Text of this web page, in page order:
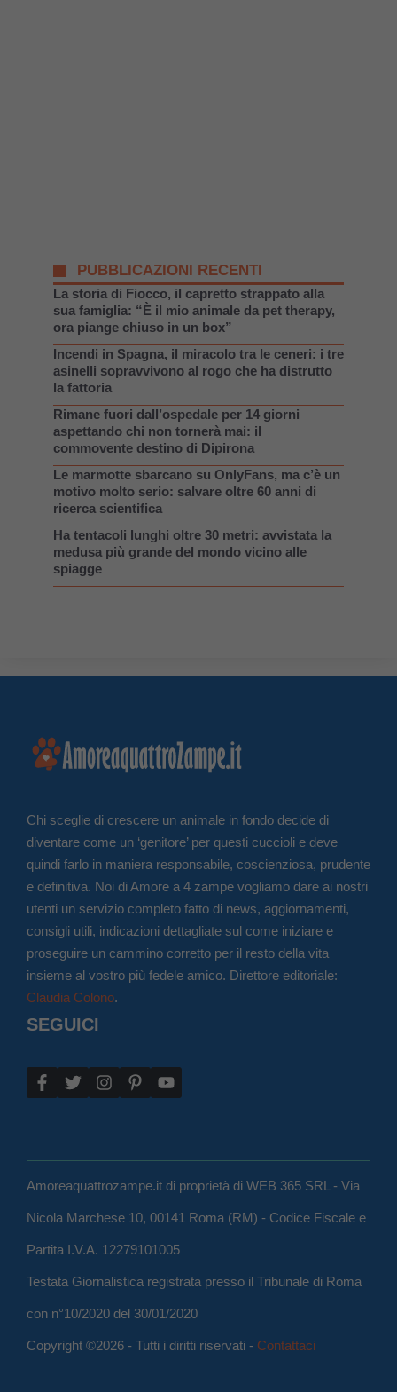
PUBBLICAZIONI RECENTI
La storia di Fiocco, il capretto strappato alla
sua famiglia: “È il mio animale da pet therapy,
ora piange chiuso in un box”
Incendi in Spagna, il miracolo tra le ceneri: i tre
asinelli sopravvivono al rogo che ha distrutto
la fattoria
Rimane fuori dall’ospedale per 14 giorni
aspettando chi non tornerà mai: il
commovente destino di Dipirona
Le marmotte sbarcano su OnlyFans, ma c’è un
motivo molto serio: salvare oltre 60 anni di
ricerca scientifica
Ha tentacoli lunghi oltre 30 metri: avvistata la
medusa più grande del mondo vicino alle
spiagge
Chi sceglie di crescere un animale in fondo decide di
diventare come un ‘genitore’ per questi cuccioli e deve
quindi farlo in maniera responsabile, coscienziosa, prudente
e definitiva. Noi di Amore a 4 zampe vogliamo dare ai nostri
utenti un servizio completo fatto di news, aggiornamenti,
consigli utili, indicazioni dettagliate sul come iniziare e
proseguire un cammino corretto per il resto della vita
insieme al vostro più fedele amico. Direttore editoriale:
Claudia Colono.
SEGUICI
Amoreaquattrozampe.it di proprietà di WEB 365 SRL - Via
Nicola Marchese 10, 00141 Roma (RM) - Codice Fiscale e
Partita I.V.A. 12279101005
Testata Giornalistica registrata presso il Tribunale di Roma
con n°10/2020 del 30/01/2020
Copyright ©2026 - Tutti i diritti riservati - Contattaci